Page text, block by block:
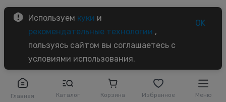
Главная Каталог Корзина Избранное Меню
Используем куки и
рекомендательные технологии ,
пользуясь сайтом вы соглашаетесь с
условиями использования.
OK